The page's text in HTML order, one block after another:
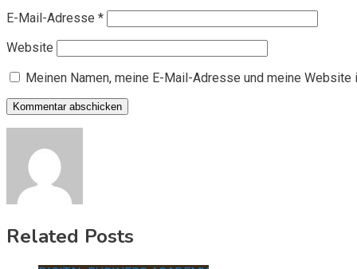
E-Mail-Adresse *
Website
Meinen Namen, meine E-Mail-Adresse und meine
Related Posts